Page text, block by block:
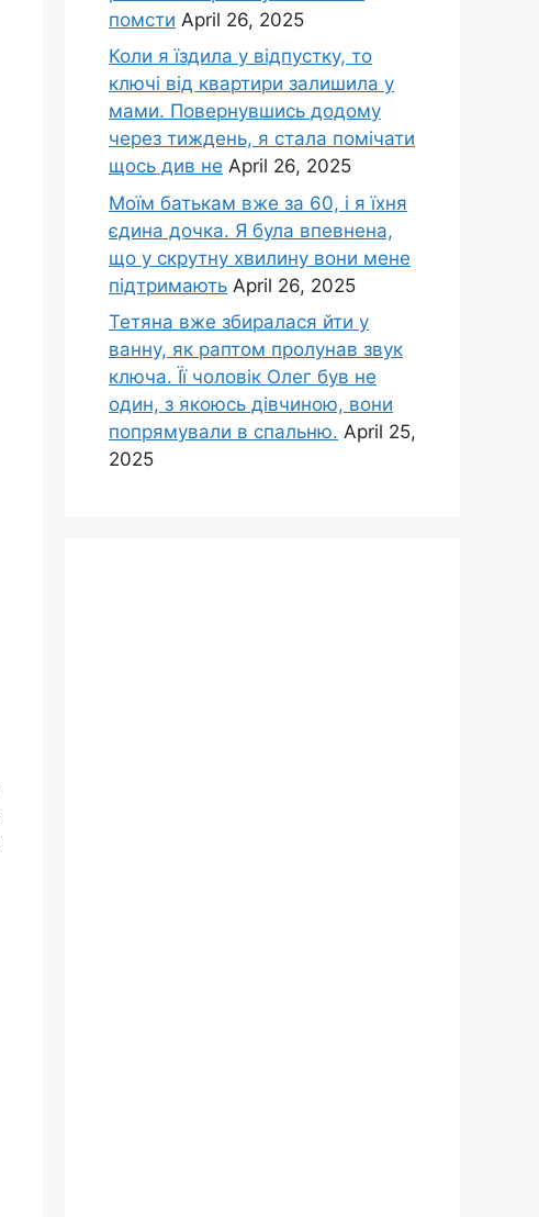
помсти April 26, 2025
Коли я їздила у відпустку, то
ключі від квартири залишила у
мами. Повернувшись додому
через тиждень, я стала помічати
щось див не April 26, 2025
Моїм батькам вже за 60, і я їхня
єдина дочка. Я була впевнена,
що у скрутну хвилину вони мене
підтримають April 26, 2025
Тетяна вже збиралася йти у
ванну, як раптом пролунав звук
ключа. Її чоловік Олег був не
один, з якоюсь дівчиною, вони
попрямували в спальню. April 25,
2025